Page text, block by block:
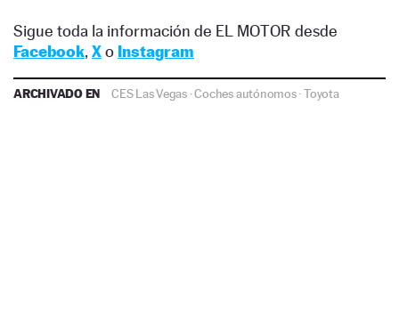
Sigue toda la información de EL MOTOR desde
Facebook, Xo Instagram
ARCHIVADO EN CES Las Vegas ·Coches autónomos·Toyota